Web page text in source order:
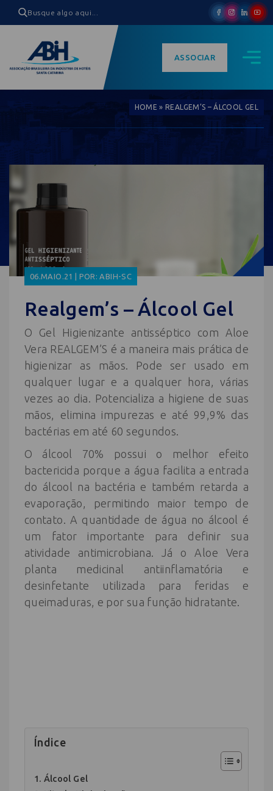
ASSOCIAR
HOME »REALGEM’S – ÁLCOOL GEL
06.MAIO.21 | POR: ABIH-SC
Realgem’s – Álcool Gel
O Gel Higienizante antisséptico com Aloe
Vera REALGEM’S é a maneira mais prática de
higienizar as mãos. Pode ser usado em
qualquer lugar e a qualquer hora, várias
vezes ao dia. Potencializa a higiene de suas
mãos, elimina impurezas e até 99,9% das
bactérias em até 60 segundos.
O álcool 70% possui o melhor efeito
bactericida porque a água facilita a entrada
do álcool na bactéria e também retarda a
evaporação, permitindo maior tempo de
contato. A quantidade de água no álcool é
um fator importante para definir sua
atividade antimicrobiana. Já o Aloe Vera
planta medicinal antiinflamatória e
desinfetante utilizada para feridas e
queimaduras, e por sua função hidratante.
Índice
Álcool Gel